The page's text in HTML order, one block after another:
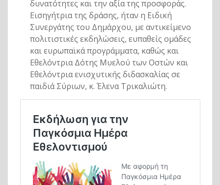
δυνατότητες και την αξία της προσφοράς.
Εισηγήτρια της δράσης, ήταν η Ειδική
Συνεργάτης του Δημάρχου, με αντικείμενο
πολιτιστικές εκδηλώσεις, ευπαθείς ομάδες
και ευρωπαϊκά προγράμματα, καθώς και
Εθελόντρια Δότης Μυελού των Οστών και
Εθελόντρια ενισχυτικής διδασκαλίας σε
παιδιά Σύριων, κ. Έλενα Τρικαλιώτη.